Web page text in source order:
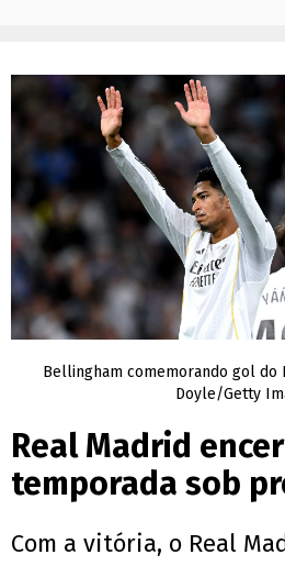
Bellingham comemorando gol do
Doyle/Getty
Real Madrid
temporada sob
Com a vitória, o Real